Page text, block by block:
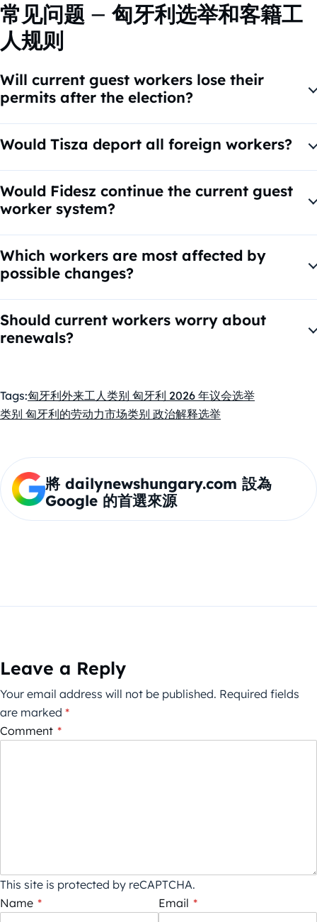
常见问题 – 匈牙利选举和客籍工
人规则
Will current guest workers lose their
permits after the election?
Not automatically. Existing legal permits would likely
remain valid until expiry, unless the law changes.
Would Tisza deport all foreign workers?
There is no clear public promise of mass removal. The main
focus has been on stopping new non-EU arrivals.
Would Fidesz continue the current guest
worker system?
Most likely yes, especially in shortage sectors such as
manufacturing and logistics.
Which workers are most affected by
possible changes?
Factory, logistics, construction and battery-industry
workers would likely see the biggest impact.
Should current workers worry about
renewals?
Tags:匈牙利外来工人 类别 匈牙利 2026 年议会选举
类别 匈牙利的劳动力市场类别 政治解释选举
將 dailynewshungary.com 設為
Google 的首選來源
Leave a Reply
Your email address will not be published. Required fields
are marked *
Comment *
This site is protected by reCAPTCHA.
Name * Email *